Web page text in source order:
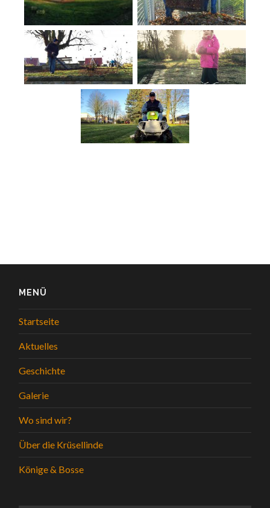
MENÜ
Startseite
Aktuelles
Geschichte
Galerie
Wo sind wir?
Über die Krüsellinde
Könige & Bosse